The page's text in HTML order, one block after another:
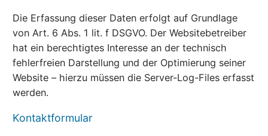
Die Erfassung dieser Daten erfolgt auf Grundlage
von Art. 6 Abs. 1 lit. f DSGVO. Der Websitebetreiber
hat ein berechtigtes Interesse an der technisch
fehlerfreien Darstellung und der Optimierung seiner
Website – hierzu müssen die Server-Log-Files erfasst
werden.
Kontaktformular